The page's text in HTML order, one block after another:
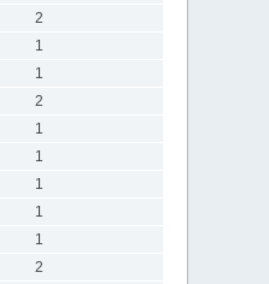
2
1
1
2
1
1
1
1
1
2